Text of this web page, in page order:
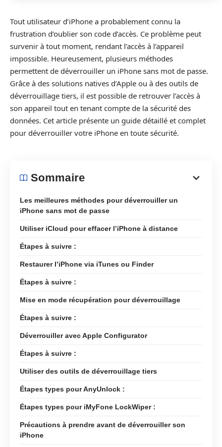
Tout utilisateur d’iPhone a probablement connu la
frustration d’oublier son code d’accès. Ce problème peut
survenir à tout moment, rendant l’accès à l’appareil
impossible. Heureusement, plusieurs méthodes
permettent de déverrouiller un iPhone sans mot de passe.
Grâce à des solutions natives d’Apple ou à des outils de
déverrouillage tiers, il est possible de retrouver l’accès à
son appareil tout en tenant compte de la sécurité des
données. Cet article présente un guide détaillé et complet
pour déverrouiller votre iPhone en toute sécurité.
Sommaire
Les meilleures méthodes pour déverrouiller un
iPhone sans mot de passe
Utiliser iCloud pour effacer l’iPhone à distance
Étapes à suivre :
Restaurer l’iPhone via iTunes ou Finder
Étapes à suivre :
Mise en mode récupération pour déverrouillage
Étapes à suivre :
Déverrouiller avec Apple Configurator
Étapes à suivre :
Utiliser des outils de déverrouillage tiers
Étapes types pour AnyUnlock :
Étapes types pour iMyFone LockWiper :
Précautions à prendre avant de déverrouiller son
iPhone